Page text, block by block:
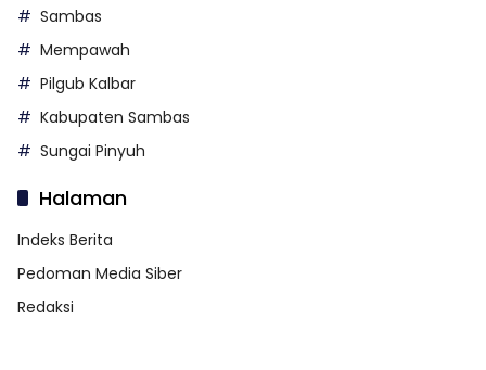
Sambas
Mempawah
Pilgub Kalbar
Kabupaten Sambas
Sungai Pinyuh
Halaman
Indeks Berita
Pedoman Media Siber
Redaksi